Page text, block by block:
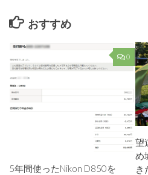
おすすめ
0
5年間使ったNikon D850を
望
め
き